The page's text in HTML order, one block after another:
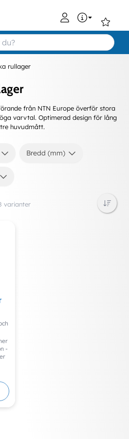
rullager
från NTN Europe överför stora
varvtal. Optimerad design för lång
huvudmått.
Bredd (mm)
varianter
-